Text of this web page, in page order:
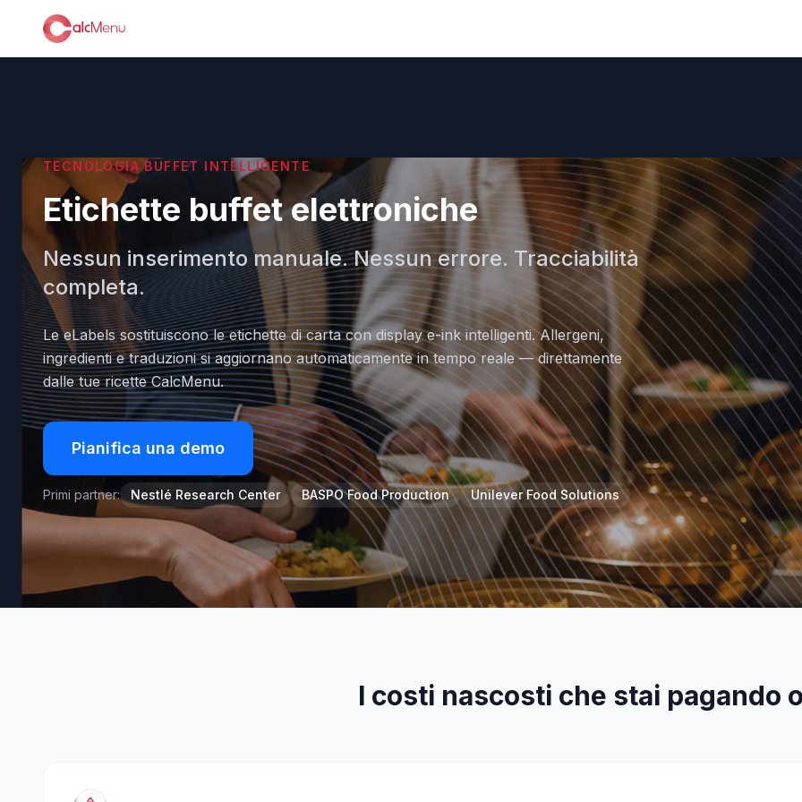
TECNOLOGIA BUFFET INTELLIGENTE
Etichette buffet elettroniche
Nessun inserimento manuale. Nessun errore. Tracciabilità
completa.
Le eLabels sostituiscono le etichette di carta con display e-ink intelligenti. Allergeni,
ingredienti e traduzioni si aggiornano automaticamente in tempo reale — direttamente
dalle tue ricette CalcMenu.
Pianifica una demo
Primi partner: Nestlé Research Center BASPO Food Production Unilever Food Solutions
I costi nascosti che stai pagando